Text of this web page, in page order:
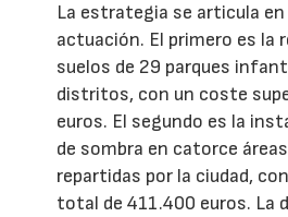
La estrategia se articula
actuación. El primero es la
suelos de 29 parques
distritos, con un coste
euros. El segundo es la
de sombra en catorce
repartidas por la ciudad,
total de 411.400 euros. La